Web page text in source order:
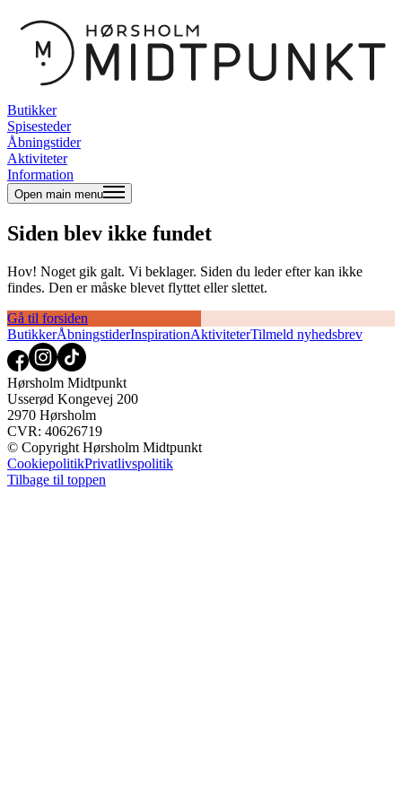
Butikker
Spisesteder
Åbningstider
Aktiviteter
Information
Open main menu
Siden blev ikke fundet
Hov! Noget gik galt. Vi beklager. Siden du leder efter kan ikke
findes. Den er måske blevet flyttet eller slettet.
Gå til forsiden
ButikkerÅbningstiderInspirationAktiviteterTilmeld nyhedsbrev
Hørsholm Midtpunkt
Usserød Kongevej 200
2970 Hørsholm
CVR: 40626719
© Copyright Hørsholm Midtpunkt
CookiepolitikPrivatlivspolitik
Tilbage til toppen